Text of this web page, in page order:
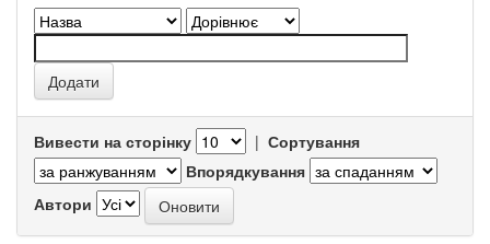
Вивести на сторінку | Сортування
Впорядкування
Автори